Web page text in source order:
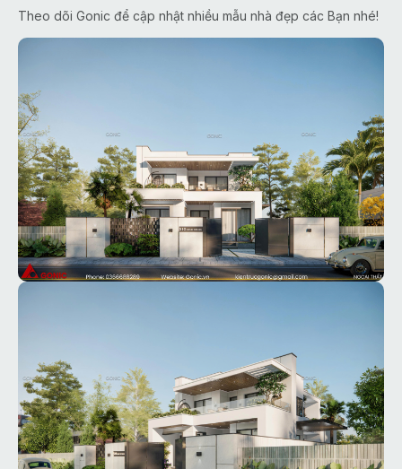
Theo dõi Gonic để cập nhật nhiều mẫu nhà đẹp các Bạn nhé!